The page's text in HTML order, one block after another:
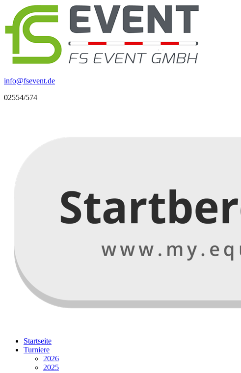
info@fsevent.de
02554/574
Startseite
Turniere
2026
2025